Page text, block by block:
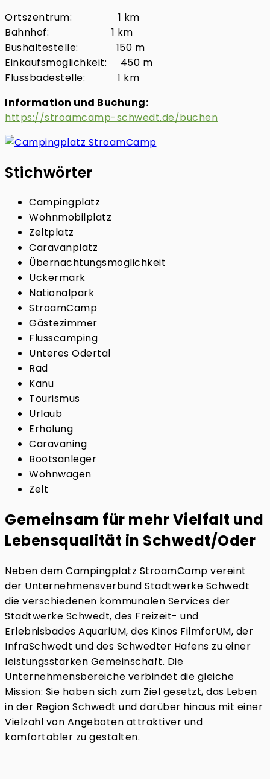
Ortszentrum: 1 km
Bahnhof: 1 km
Bushaltestelle: 150 m
Einkaufsmöglichkeit: 450 m
Flussbadestelle: 1 km
Information und Buchung:
https://stroamcamp-schwedt.de/buchen
Stichwörter
Campingplatz
Wohnmobilplatz
Zeltplatz
Caravanplatz
Übernachtungsmöglichkeit
Uckermark
Nationalpark
StroamCamp
Gästezimmer
Flusscamping
Unteres Odertal
Rad
Kanu
Tourismus
Urlaub
Erholung
Caravaning
Bootsanleger
Wohnwagen
Zelt
Gemeinsam für mehr Vielfalt und
Lebensqualität in Schwedt/Oder
Neben dem Campingplatz StroamCamp vereint
der Unternehmensverbund Stadtwerke Schwedt
die verschiedenen kommunalen Services der
Stadtwerke Schwedt, des Freizeit- und
Erlebnisbades AquariUM, des Kinos FilmforUM, der
InfraSchwedt und des Schwedter Hafens zu einer
leistungsstarken Gemeinschaft. Die
Unternehmensbereiche verbindet die gleiche
Mission: Sie haben sich zum Ziel gesetzt, das Leben
in der Region Schwedt und darüber hinaus mit einer
Vielzahl von Angeboten attraktiver und
komfortabler zu gestalten.